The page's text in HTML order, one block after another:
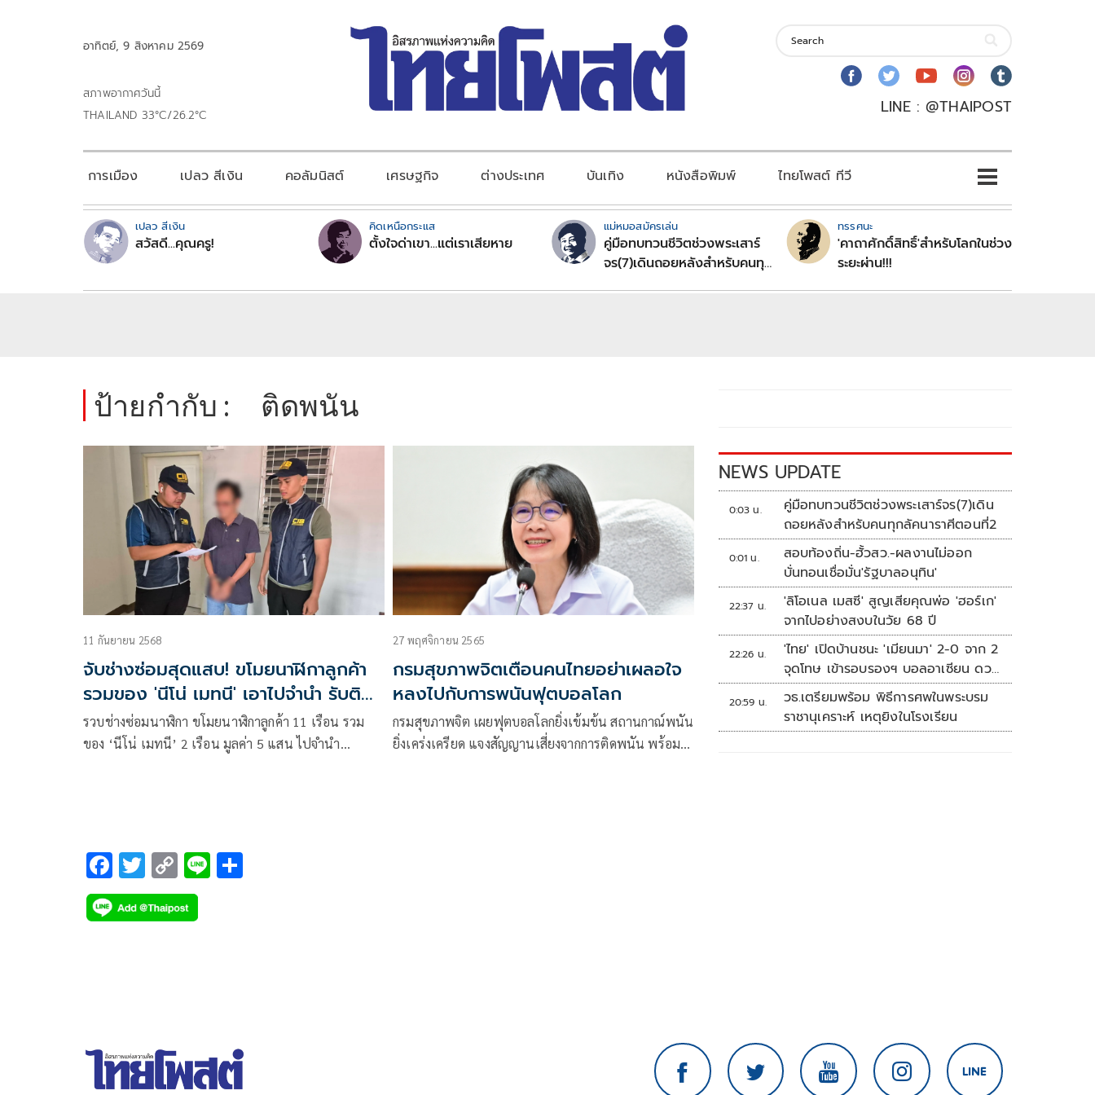
อาทิตย์, 9 สิงหาคม 2569
สภาพอากาศวันนี้
THAILAND 33°C/26.2°C
LINE : @THAIPOST
การเมือง เปลว สีเงิน คอลัมนิสต์ เศรษฐกิจ ต่างประเทศ บันเทิง หนังสือพิมพ์ ไทยโพสต์ ทีวี
เปลว สีเงิน
สวัสดี...คุณครู!
คิดเหนือกระแส
ตั้งใจด่าเขา...แต่เราเสียหาย
แม่หมอสมัครเล่น
คู่มือทบทวนชีวิตช่วงพระเสาร์
จร(7)เดินถอยหลังสำหรับคนทุก
ทรรศนะ
'คาถาศักดิ์สิทธิ์'สำหรับโลกในช่วง
ระยะผ่าน!!!
ป้ายกำกับ : ติดพนัน
11 กันยายน 2568
จับช่างซ่อมสุดแสบ! ขโมยนาฬิกาลูกค้า
รวมของ 'นีโน่ เมทนี' เอาไปจำนำ รับติด
พนันออนไลน์
รวบช่างซ่อมนาฬิกา ขโมยนาฬิกาลูกค้า 11 เรือน รวม
ของ ‘นีโน่ เมทนี’ 2 เรือน มูลค่า 5 แสน ไปจำนำ
27 พฤศจิกายน 2565
กรมสุขภาพจิตเตือนคนไทยอย่าเผลอใจ
หลงไปกับการพนันฟุตบอลโลก
กรมสุขภาพจิต เผยฟุตบอลโลกยิ่งเข้มข้น สถานกาณ์พนัน
ยิ่งเคร่งเครียด แจงสัญญานเสี่ยงจากการติดพนัน พร้อม
F
ac
e
T
wi
tt
C
o
p
Li
NEWS UPDATE
0:03 น.
คู่มือทบทวนชีวิตช่วงพระเสาร์จร(7)เดิน
ถอยหลังสำหรับคนทุกลัคนาราศีตอนที่2
0:01 น.
สอบท้องถิ่น-ฮั้วสว.-ผลงานไม่ออก
บั่นทอนเชื่อมั่น'รัฐบาลอนุทิน'
22:37 น.
'ลิโอเนล เมสซี' สูญเสียคุณพ่อ 'ฮอร์เก'
จากไปอย่างสงบในวัย 68 ปี
22:26 น.
'ไทย' เปิดบ้านชนะ 'เมียนมา' 2-0 จาก 2
จุดโทษ เข้ารอบรองฯ บอลอาเซียน ดวล
'สิงคโปร์'
20:59 น.
วธ.เตรียมพร้อม พิธีการศพในพระบรม
ราชานุเคราะห์ เหตุยิงในโรงเรียน